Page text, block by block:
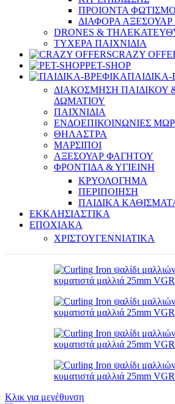
ΠΡΟΙΟΝΤΑ
ΔΙΑΦΟΡΑ ΑΞΕΣΟΥΑΡ
DRONES &
ΤΥΧΕΡΑ ΠΑΙΧΝΙΔΙΑ
CRAZY
PET-SHOP
ΔΙΑΚΟΣΜΗΣΗ ΠΑΙΔΙΚΟΥ
ΔΩΜΑΤΙΟΥ
ΠΑΙΧΝΙΔΙΑ
ΕΝΔΟΕΠΙΚΟΙΝΩΝΙΕΣ
ΘΗΛΑΣΤΡΑ
ΜΑΡΣΙΠΟΙ
ΑΞΕΣΟΥΑΡ ΦΑΓΗΤΟΥ
ΦΡΟΝΤΙΔΑ & ΥΓΙΕΙΝΗ
ΚΡΥΟΛΟΓΗΜΑ
ΠΕΡΙΠΟΙΗΣΗ
ΠΑΙΔΙΚΑ
ΕΚΚΛΗΣΙΑΣΤΙΚΑ
ΕΠΟΧΙΑΚΑ
ΧΡΙΣΤΟΥΓΕΝΝΙΑΤΙΚΑ
Κλικ για μεγέθυνση